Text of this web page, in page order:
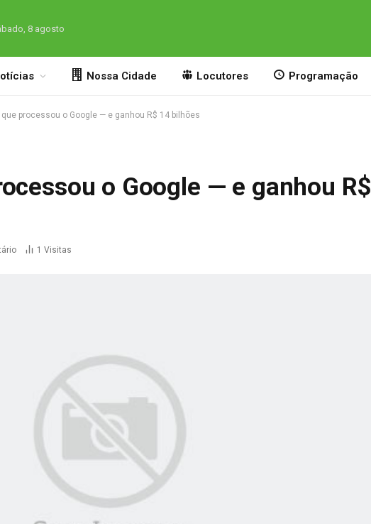
8 agosto
Nossa Cidade Locutores Programação
processou o Google — e ganhou R$ 14 bilhões
o Google — e ganhou R$
1 Visitas